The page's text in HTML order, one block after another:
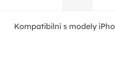
Kompatibilní s modely